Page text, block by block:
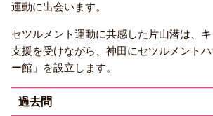
運動に出会います。
セツルメント運動に共感した片山潜は、
支援を受けながら、神田にセツルメント
ー館」を設立します。
過去問